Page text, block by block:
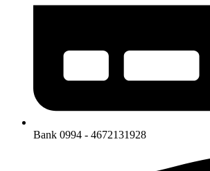
Bank 0994 - 4672131928